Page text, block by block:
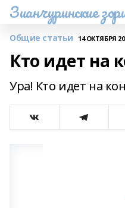
Зианчуринские
Общие статьи 14 ОКТЯБРЯ
Кто идет на
Ура! Кто идет на